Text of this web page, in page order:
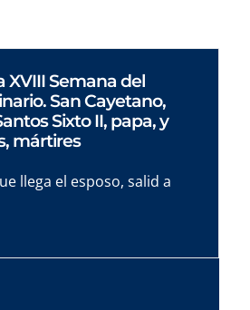
XVIII Semana del
San Cayetano,
Sixto II, papa, y
mártires
llega el esposo, salid a